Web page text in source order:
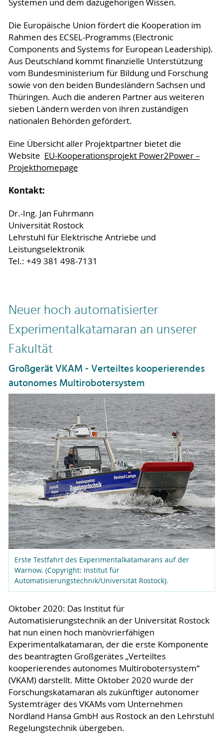
Systemen und dem dazugehörigen Wissen.
Die Europäische Union fördert die Kooperation im
Rahmen des ECSEL-Programms (Electronic
Components and Systems for European Leadership).
Aus Deutschland kommt finanzielle Unterstützung
vom Bundesministerium für Bildung und Forschung
sowie von den beiden Bundesländern Sachsen und
Thüringen. Auch die anderen Partner aus weiteren
sieben Ländern werden von ihren zuständigen
nationalen Behörden gefördert.
Eine Übersicht aller Projektpartner bietet die
Website EU-Kooperationsprojekt Power2Power –
Projekthomepage
Kontakt:
Dr.-Ing. Jan Fuhrmann
Universität Rostock
Lehrstuhl für Elektrische Antriebe und
Leistungselektronik
Tel.: +49 381 498-7131
Neuer hoch automatisierter
Experimentalkatamaran an unserer
Fakultät
Großgerät VKAM - Verteiltes kooperierendes
autonomes Multirobotersystem
Erste Testfahrt des Experimentalkatamarans auf der
Warnow. (Copyright: Institut für
Automatisierungstechnik/Universität Rostock).
Oktober 2020: Das Institut für
Automatisierungstechnik an der Universität Rostock
hat nun einen hoch manövrierfähigen
Experimentalkatamaran, der die erste Komponente
des beantragten Großgerätes „Verteiltes
kooperierendes autonomes Multirobotersystem“
(VKAM) darstellt. Mitte Oktober 2020 wurde der
Forschungskatamaran als zukünftiger autonomer
Systemträger des VKAMs vom Unternehmen
Nordland Hansa GmbH aus Rostock an den Lehrstuhl
Regelungstechnik übergeben.